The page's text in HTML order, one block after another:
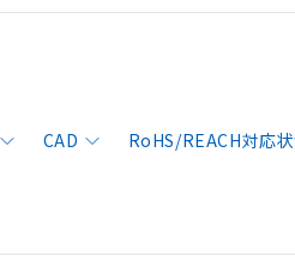
CAD
RoHS/REACH対応